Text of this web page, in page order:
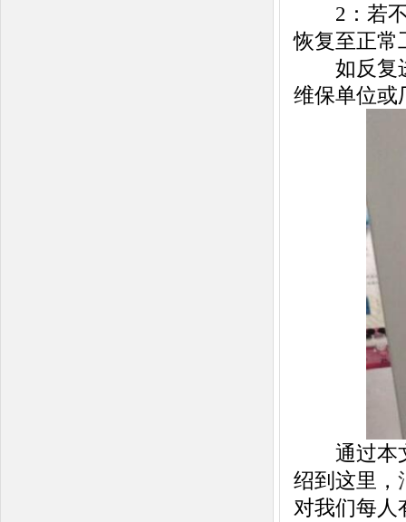
2：若不
恢复至正常
如反复进
维保单位或
通过本文
绍到这里，
对我们每人